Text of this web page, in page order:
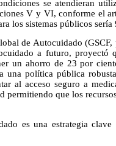
se atendieran
V y VI, conforme el
los sistemas públicos
de Autocuidado
a futuro, proyectó
un ahorro de 23 por
una política pública
al acceso seguro a
permitiendo que los
es una estrategia